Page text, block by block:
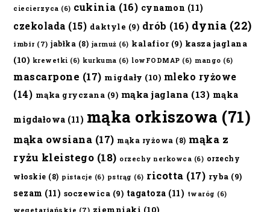
ciecierzyca (6) cukinia (16) cynamon (11)
czekolada (15) daktyle (9) drób (16) dynia (22)
imbir (7) jabłka (8) jarmuż (6) kalafior(9) kasza jaglana
(10) krewetki (6) kurkuma (6) lowFODMAP (6) mango (6)
mascarpone (17) migdały (10) mleko ryżowe
(14) mąka gryczana (9) mąka jaglana (13) mąka
migdałowa (11) mąka orkiszowa (71)
mąka owsiana (17) mąka ryżowa (8) mąka z
ryżu kleistego (18) orzechy nerkowca (6) orzechy
włoskie (8) pistacje (6) pstrąg (6) ricotta (17) ryba (9)
sezam (11) soczewica (9) tagatoza (11) twaróg (6)
wegetariańskie (7) ziemniaki (10)